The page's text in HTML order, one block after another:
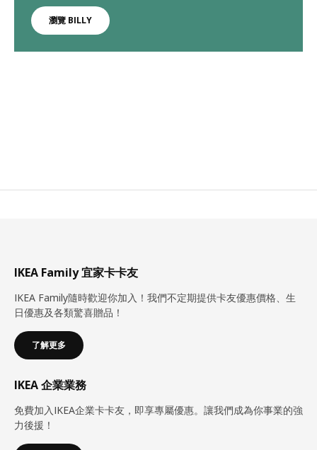
瀏覽 BILLY
IKEA Family 宜家卡卡友
IKEA Family隨時歡迎你加入！我們不定期提供卡友優惠價格、生
日優惠及各類驚喜贈品！
了解更多
IKEA 企業業務
免費加入IKEA企業卡卡友，即享專屬優惠。讓我們成為你事業的強
力後援！